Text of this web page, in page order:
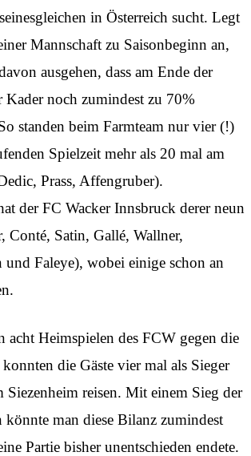
in Österreich sucht. Legt
Mannschaft zu Saisonbeginn an,
ausgehen, dass am Ende der
Kader noch zumindest zu 70%
standen beim Farmteam nur vier (!)
Spielzeit mehr als 20 mal am
Prass, Affengruber).
der FC Wacker Innsbruck derer neun
Conté, Satin, Gallé, Wallner,
und Faleye), wobei einige schon an
acht Heimspielen des FCW gegen die
die Gäste vier mal als Sieger
Siezenheim reisen. Mit einem Sieg der
könnte man diese Bilanz zumindest
Partie bisher unentschieden endete.